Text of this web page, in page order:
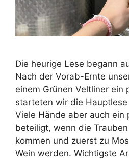
Die heurige Lese begann
Nach der Vorab-Ernte
einem Grünen Veltliner ein
starteten wir die
Viele Hände aber auch ein
beteiligt, wenn die
kommen und zuerst zu
Wein werden. Wichtigste